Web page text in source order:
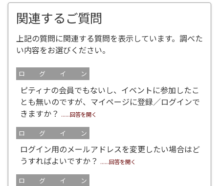
関連するご質問
上記の質問に関連する質問を表示しています。調べた
い内容をお選びください。
ログイン
ピティナの会員でもないし、イベントに参加したこ
とも無いのですが、マイページに登録／ログインで
きますか？ ......回答を開く
ログイン
ログイン用のメールアドレスを変更したい場合はど
うすればよいですか？ ......回答を開く
ログイン